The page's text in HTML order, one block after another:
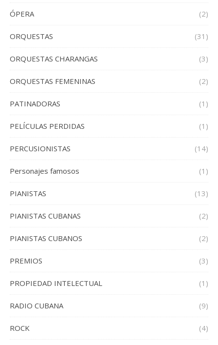
ÓPERA (2)
ORQUESTAS (31)
ORQUESTAS CHARANGAS (3)
ORQUESTAS FEMENINAS (2)
PATINADORAS (1)
PELÍCULAS PERDIDAS (1)
PERCUSIONISTAS (14)
Personajes famosos (1)
PIANISTAS (13)
PIANISTAS CUBANAS (2)
PIANISTAS CUBANOS (2)
PREMIOS (3)
PROPIEDAD INTELECTUAL (1)
RADIO CUBANA (9)
ROCK (4)